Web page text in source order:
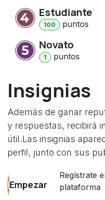
Estudiante
100 puntos
Novato
1 puntos
Insignias
Además de ganar
y respuestas, recibirá
útil.Las insignias
perfil, junto con sus
Empezar
Regístrate
plataforma